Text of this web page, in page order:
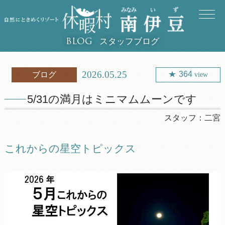
BLOG スタッフブログ
ブログ 2026.05.25 364 view
5/31の満月はミニマムムーンです
スタッフ： 二宮
これからの星空トピックス